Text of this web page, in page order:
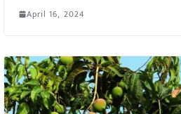
April 16, 2024